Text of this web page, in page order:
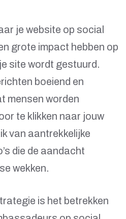
je website op social
grote impact hebben op
site wordt gestuurd.
boeiend en
mensen worden
te klikken naar jouw
van aantrekkelijke
die de aandacht
wekken.
is het betrekken